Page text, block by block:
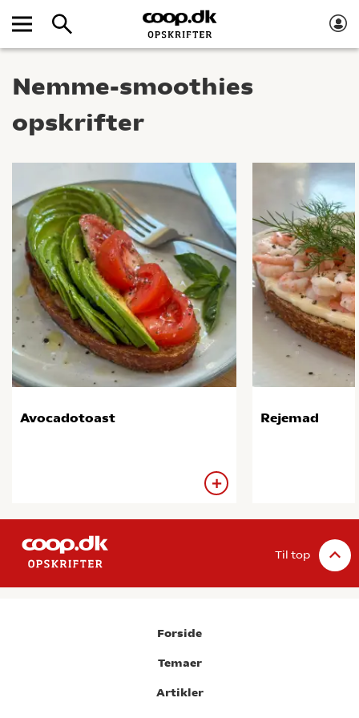
Nemme-smoothies
opskrifter
Avocadotoast Rejemad
Til top
Forside
Temaer
Artikler